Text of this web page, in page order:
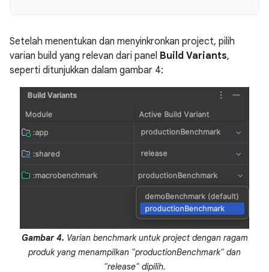
Setelah menentukan dan menyinkronkan project, pilih
varian build yang relevan dari panel Build Variants,
seperti ditunjukkan dalam gambar 4:
Gambar 4. Varian benchmark untuk project dengan ragam
produk yang menampilkan "productionBenchmark" dan
"release" dipilih.